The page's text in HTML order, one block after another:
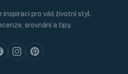
inspiraci pro váš životní styl.
srovnání a tipy.